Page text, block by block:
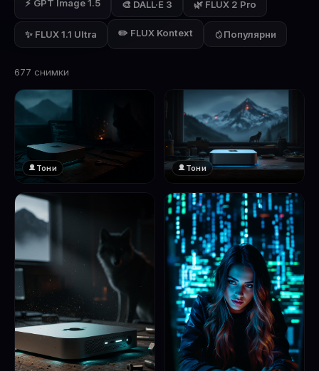
⚡ GPT Image 1.5 🎨 DALL·E 3 🌿 FLUX 2 Pro
✨ FLUX 1.1 Ultra ✏️ FLUX Kontext Популярни
677 снимки
Тони Тони